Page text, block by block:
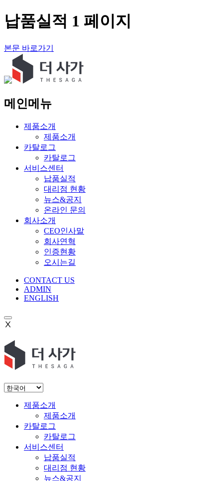
납품실적 1 페이지
본문 바로가기
메인메뉴
제품소개
제품소개
카탈로그
카탈로그
서비스센터
납품실적
대리점 현황
뉴스&공지
온라인 문의
회사소개
CEO인사말
회사연혁
인증현황
오시는길
CONTACT US
ADMIN
ENGLISH
Ⅹ
제품소개
제품소개
카탈로그
카탈로그
서비스센터
납품실적
대리점 현황
뉴스&공지